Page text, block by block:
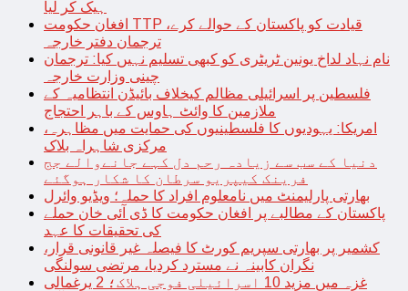
ہیک کر لیا
افغان حکومت TTP قیادت کو پاکستان کے حوالے کرے،
ترجمان دفتر خارجہ
نام نہاد لداخ یونین ٹریٹری کو کبھی تسلیم نہیں کیا: ترجمان
چینی وزارت خارجہ
فلسطین پر اسرائیلی مظالم کیخلاف بائیڈن انتظامیہ کے
ملازمین کا وائٹ ہاوس کے باہر احتجاج
امریکا: یہودیوں کا فلسطینیوں کی حمایت میں مظاہرہ،
مرکزی شاہراہ بلاک
دنیا کے سب سے زیادہ رحم دل کہے جانےوالے جج
فرینک کیپریو سرطان کا شکار ہوگئے
بھارتی پارلیمنٹ میں نامعلوم افراد کا حملہ؛ ویڈیو وائرل
پاکستان کے مطالبے پر افغان حکومت کا ڈی آئی خان حملے
کی تحقیقات کا عہد
کشمیر پر بھارتی سپریم کورٹ کا فیصلہ غیر قانونی قرار،
نگران کابینہ نے مسترد کردیا، مرتضی سولنگی
غزہ میں مزید 10 اسرائیلی فوجی ہلاک؛ 2 یرغمالی